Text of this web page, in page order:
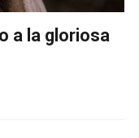
a la gloriosa